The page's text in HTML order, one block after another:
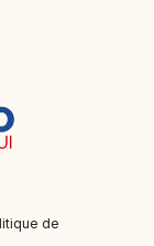
de